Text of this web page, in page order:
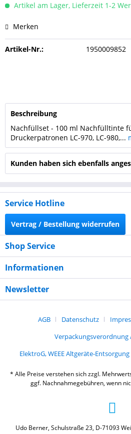
Artikel am Lager, Lieferzeit 1-2
Merken
Artikel-Nr.: 1950009852
Beschreibung
Nachfüllset - 100 ml Nachfülltinte
Druckerpatronen LC-970, LC-980,...
Kunden haben sich ebenfalls
Service Hotline
Vertrag / Bestellung widerrufen
Shop Service
Informationen
Newsletter
AGB Datenschutz
Verpackungsverordnung
ElektroG, WEEE Altgeräte-Entsorgung
* Alle Preise verstehen sich zzgl.
ggf. Nachnahmegebühren, wenn
Udo Berner, Schulstraße 23, D-71093